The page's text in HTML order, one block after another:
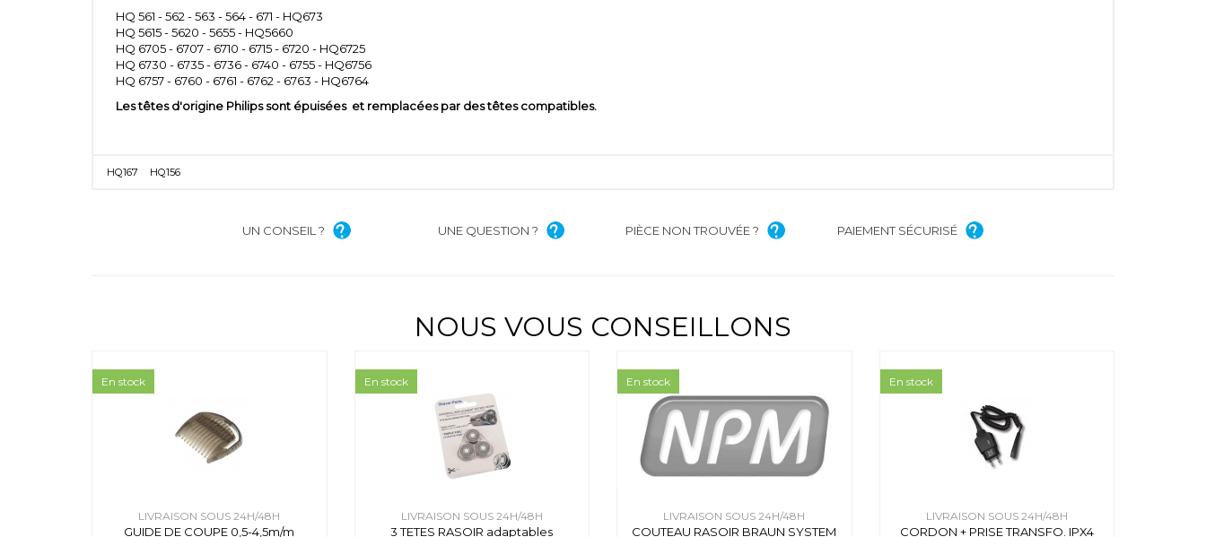
HQ 561 - 562 - 563 - 564 - 671 - HQ673
HQ 5615 - 5620 - 5655 - HQ5660
HQ 6705 - 6707 - 6710 - 6715 - 6720 - HQ6725
HQ 6730 - 6735 - 6736 - 6740 - 6755 - HQ6756
HQ 6757 - 6760 - 6761 - 6762 - 6763 - HQ6764
Les têtes d'origine Philips sont épuisées et remplacées par des têtes compatibles.
HQ167 HQ156
UN CONSEIL ? UNE QUESTION ? PIÈCE NON TROUVÉE ? PAIEMENT SÉCURISÉ
NOUS VOUS CONSEILLONS
LIVRAISON SOUS 24H/48H
GUIDE DE COUPE 0,5-4,5m/m
En stock
LIVRAISON SOUS 24H/48H
3 TETES RASOIR adaptables
En stock
LIVRAISON SOUS 24H/48H
COUTEAU RASOIR BRAUN SYSTEM
En stock
LIVRAISON SOUS 24H/48H
CORDON + PRISE TRANSFO. IPX4
En stock